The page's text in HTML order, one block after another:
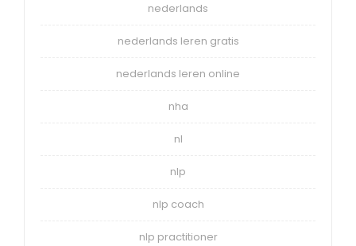
nederlands
nederlands leren gratis
nederlands leren online
nha
nl
nlp
nlp coach
nlp practitioner